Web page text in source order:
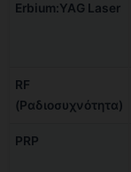
Erbium:YAG Laser
RF
(Ραδιοσυχνότητα)
PRP